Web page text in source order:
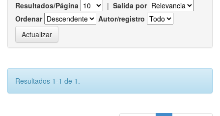
Resultados/Página | Salida por
Ordenar
Autor/registro
Resultados 1-1 de 1.